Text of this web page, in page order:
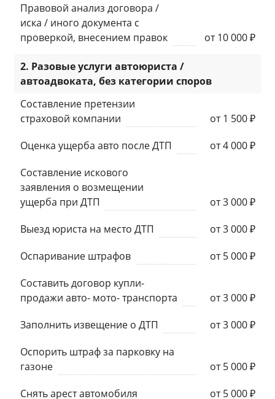
Правовой анализ договора /
иска / иного документа с
проверкой, внесением правок
от 10 000 ₽
2. Разовые услуги автоюриста /
автоадвоката, без категории споров
Составление претензии
страховой компании
от 1 500 ₽
Оценка ущерба авто после ДТП
от 4 000 ₽
Составление искового
заявления о возмещении
ущерба при ДТП
от 3 000 ₽
Выезд юриста на место ДТП
от 3 000 ₽
Оспаривание штрафов
от 5 000 ₽
Составить договор купли-
продажи авто- мото- транспорта
от 3 000 ₽
Заполнить извещение о ДТП
от 3 000 ₽
Оспорить штраф за парковку на
газоне
от 5 000 ₽
Снять арест автомобиля
от 5 000 ₽